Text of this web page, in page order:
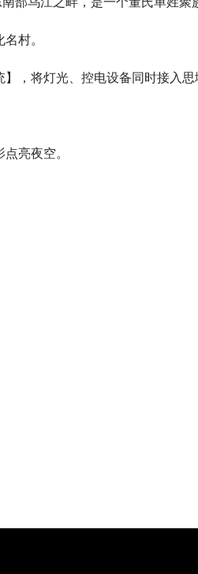
村。
，将灯光、控电设备同时接入
亮夜空。